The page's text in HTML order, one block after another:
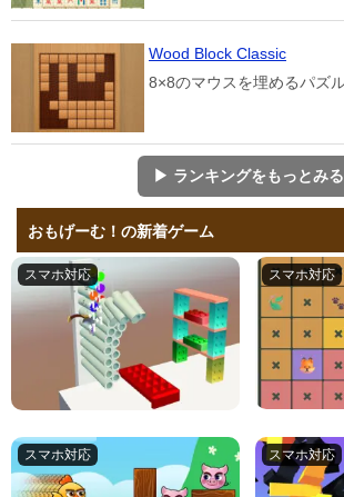
Wood Block Classic
8×8のマウスを埋めるパズル
▶ ランキングをもっとみる
おもげーむ！の新着ゲーム